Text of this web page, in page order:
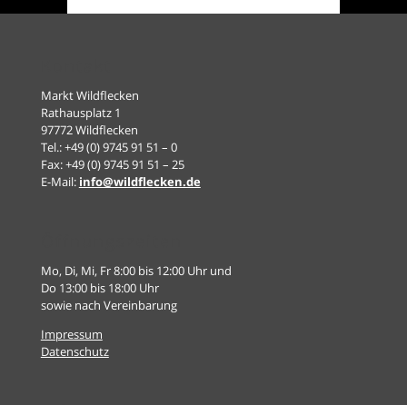
Markt Wildflecken
Rathausplatz 1
97772 Wildflecken
Tel.: +49 (0) 9745 91 51 – 0
Fax: +49 (0) 9745 91 51 – 25
E-Mail: info@wildflecken.de
Mo, Di, Mi, Fr 8:00 bis 12:00 Uhr und
Do 13:00 bis 18:00 Uhr
sowie nach Vereinbarung
Impressum
Datenschutz